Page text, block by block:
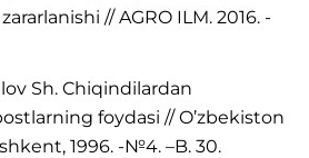
// AGRO ILM. 2016. -
Sh. Chiqindilardan
foydasi // O’zbekiston
1996. -№4. –B. 30.